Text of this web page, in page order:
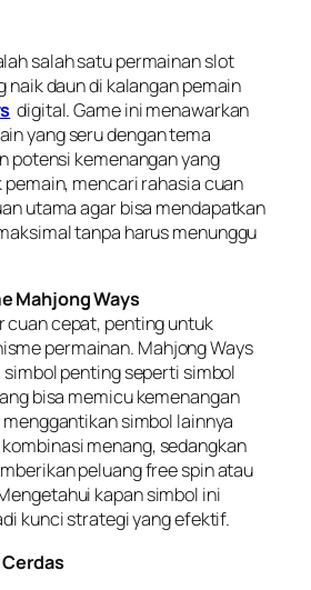
salah satu permainan slot
naik daun di kalangan pemain
digital. Game ini menawarkan
yang seru dengan tema
potensi kemenangan yang
pemain, mencari rahasia cuan
utama agar bisa mendapatkan
tanpa harus menunggu
Mahjong Ways
cuan cepat, penting untuk
permainan. Mahjong Ways
penting seperti simbol
bisa memicu kemenangan
simbol lainnya
menang, sedangkan
peluang free spin atau
kapan simbol ini
kunci strategi yang efektif.